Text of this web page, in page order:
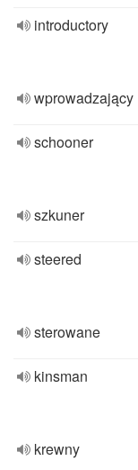
introductory
wprowadzający
schooner
szkuner
steered
sterowane
kinsman
krewny